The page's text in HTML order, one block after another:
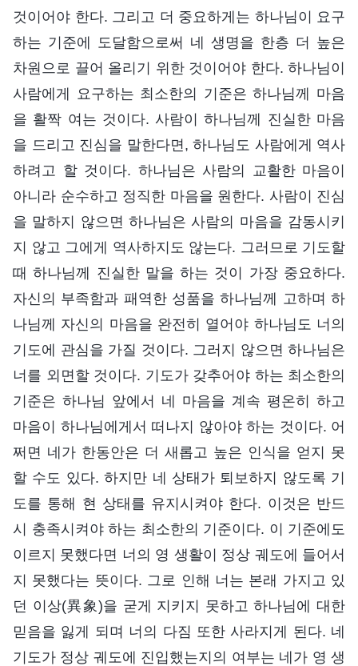
것이어야 한다. 그리고 더 중요하게는 하나님이 요구
하는 기준에 도달함으로써 네 생명을 한층 더 높은
차원으로 끌어 올리기 위한 것이어야 한다. 하나님이
사람에게 요구하는 최소한의 기준은 하나님께 마음
을 활짝 여는 것이다. 사람이 하나님께 진실한 마음
을 드리고 진심을 말한다면, 하나님도 사람에게 역사
하려고 할 것이다. 하나님은 사람의 교활한 마음이
아니라 순수하고 정직한 마음을 원한다. 사람이 진심
을 말하지 않으면 하나님은 사람의 마음을 감동시키
지 않고 그에게 역사하지도 않는다. 그러므로 기도할
때 하나님께 진실한 말을 하는 것이 가장 중요하다.
자신의 부족함과 패역한 성품을 하나님께 고하며 하
나님께 자신의 마음을 완전히 열어야 하나님도 너의
기도에 관심을 가질 것이다. 그러지 않으면 하나님은
너를 외면할 것이다. 기도가 갖추어야 하는 최소한의
기준은 하나님 앞에서 네 마음을 계속 평온히 하고
마음이 하나님에게서 떠나지 않아야 하는 것이다. 어
쩌면 네가 한동안은 더 새롭고 높은 인식을 얻지 못
할 수도 있다. 하지만 네 상태가 퇴보하지 않도록 기
도를 통해 현 상태를 유지시켜야 한다. 이것은 반드
시 충족시켜야 하는 최소한의 기준이다. 이 기준에도
이르지 못했다면 너의 영 생활이 정상 궤도에 들어서
지 못했다는 뜻이다. 그로 인해 너는 본래 가지고 있
던 이상(異象)을 굳게 지키지 못하고 하나님에 대한
믿음을 잃게 되며 너의 다짐 또한 사라지게 된다. 네
기도가 정상 궤도에 진입했는지의 여부는 네가 영 생